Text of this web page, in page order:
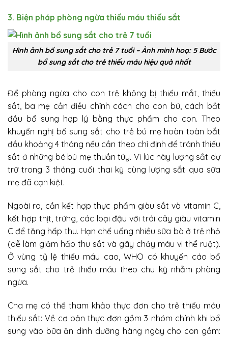
3. Biện pháp phòng ngừa thiếu máu thiếu sắt
Hình ảnh bổ sung sắt cho trẻ 7 tuổi – Ảnh minh hoạ: 5 Bước
bổ sung sắt cho trẻ thiếu máu hiệu quả nhất
Để phòng ngừa cho con trẻ không bị thiếu mắt, thiếu
sắt, ba mẹ cần điều chỉnh cách cho con bú, cách bắt
đầu bổ sung hợp lý bằng thực phẩm cho con. Theo
khuyến nghị bổ sung sắt cho trẻ bú mẹ hoàn toàn bắt
đầu khoảng 4 tháng nếu cần theo chỉ định để tránh thiếu
sắt ở những bé bú mẹ thuần túy. Vì lúc này lượng sắt dự
trữ trong 3 tháng cuối thai kỳ cùng lượng sắt qua sữa
mẹ đã cạn kiệt.
Ngoài ra, cần kết hợp thực phẩm giàu sắt và vitamin C,
kết hợp thịt, trứng, các loại đậu với trái cây giàu vitamin
C để tăng hấp thu. Hạn chế uống nhiều sữa bò ở trẻ nhỏ
(dễ làm giảm hấp thu sắt và gây chảy máu vi thể ruột).
Ở vùng tỷ lệ thiếu máu cao, WHO có khuyến cáo bổ
sung sắt cho trẻ thiếu máu theo chu kỳ nhằm phòng
ngừa.
Cha mẹ có thể tham khảo thực đơn cho trẻ thiếu máu
thiếu sắt: Về cơ bản thực đơn gồm 3 nhóm chính khi bổ
sung vào bữa ăn dinh dưỡng hàng ngày cho con gồm: